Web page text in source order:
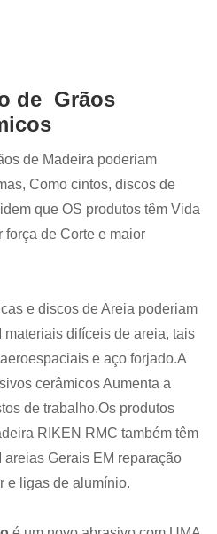
de Grãos
de Madeira poderiam
Como cintos, discos de
que OS produtos têm Vida
força de Corte e maior
e discos de Areia poderiam
difíceis de areia, tais
e aço forjado.A
cerâmicos Aumenta a
de trabalho.Os produtos
RIKEN RMC também têm
Gerais EM reparação
e ligas de alumínio.